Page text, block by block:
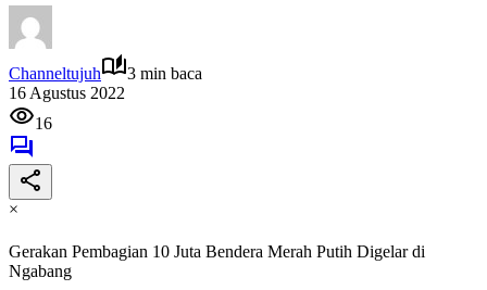
Channeltujuh
3 min baca
16 Agustus 2022
16
×
Gerakan Pembagian 10 Juta Bendera Merah Putih Digelar di
Ngabang